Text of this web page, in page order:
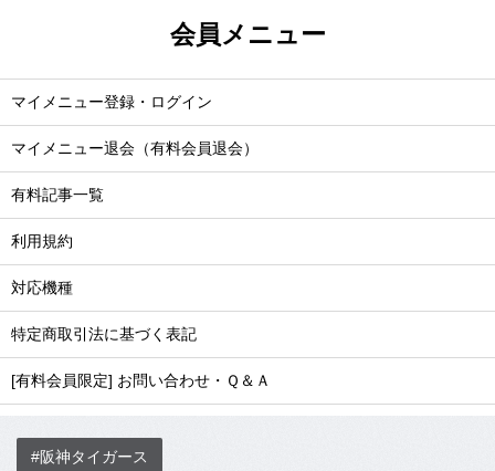
会員メニュー
マイメニュー登録・ログイン
マイメニュー退会（有料会員退会）
有料記事一覧
利用規約
対応機種
特定商取引法に基づく表記
[有料会員限定] お問い合わせ・Ｑ＆Ａ
#阪神タイガース